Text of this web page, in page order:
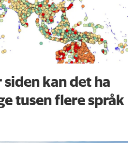
kan det ha
tusen flere språk